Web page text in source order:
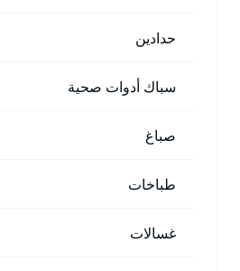
حدادين
سباك أدوات صحية
صباغ
طباخات
غسالات